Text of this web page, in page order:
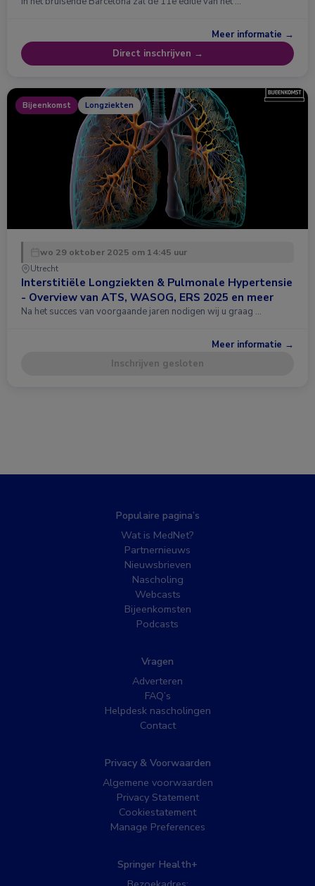
Meer informatie →
Direct inschrijven →
Bijeenkomst Longziekten
wo 29 oktober 2025 om 14:45 uur
Utrecht
Interstitiële Longziekten & Pulmonale Hypertensie
- Overview van ATS, WASOG, ERS 2025 en meer
Na het succes van voorgaande jaren nodigen wij u graag …
Meer informatie →
Inschrijven gesloten
Populaire pagina’s
Wat is MedNet?
Partnernieuws
Nieuwsbrieven
Nascholing
Webcasts
Bijeenkomsten
Podcasts
Vragen
Adverteren
FAQ’s
Helpdesk nascholingen
Contact
Privacy & Voorwaarden
Algemene voorwaarden
Privacy Statement
Cookiestatement
Manage Preferences
Springer Health+